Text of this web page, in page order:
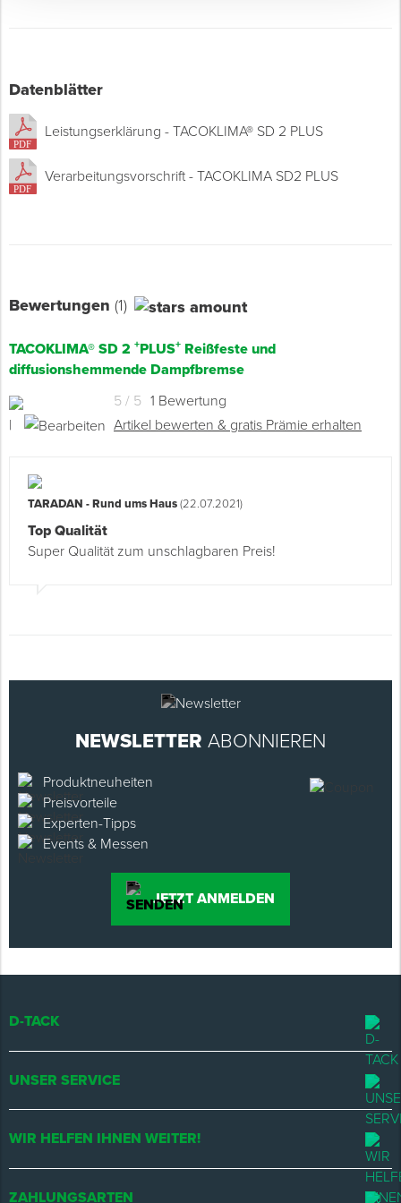
Datenblätter
Leistungserklärung - TACOKLIMA® SD 2 PLUS
Verarbeitungsvorschrift - TACOKLIMA SD2 PLUS
Bewertungen (1)
TACOKLIMA® SD 2 +PLUS+ Reißfeste und
diffusionshemmende Dampfbremse
5 / 5 1 Bewertung
|
Artikel bewerten & gratis Prämie erhalten
TARADAN - Rund ums Haus(22.07.2021)
Top Qualität
Super Qualität zum unschlagbaren Preis!
NEWSLETTER ABONNIEREN
Produktneuheiten
Preisvorteile
Experten-Tipps
Events & Messen
JETZT ANMELDEN
D-TACK
UNSER SERVICE
WIR HELFEN IHNEN WEITER!
ZAHLUNGSARTEN